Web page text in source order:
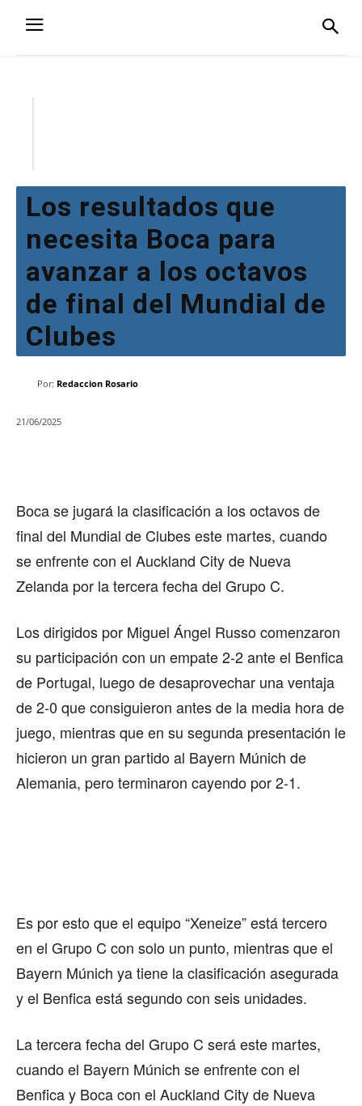
Los resultados que
necesita Boca para
avanzar a los octavos
de final del Mundial de
Clubes
Por: Redaccion Rosario
21/06/2025
Boca se jugará la clasificación a los octavos de
final del Mundial de Clubes este martes, cuando
se enfrente con el Auckland City de Nueva
Zelanda por la tercera fecha del Grupo C.
Los dirigidos por Miguel Ángel Russo comenzaron
su participación con un empate 2-2 ante el Benfica
de Portugal, luego de desaprovechar una ventaja
de 2-0 que consiguieron antes de la media hora de
juego, mientras que en su segunda presentación le
hicieron un gran partido al Bayern Múnich de
Alemania, pero terminaron cayendo por 2-1.
Es por esto que el equipo “Xeneize” está tercero
en el Grupo C con solo un punto, mientras que el
Bayern Múnich ya tiene la clasificación asegurada
y el Benfica está segundo con seis unidades.
La tercera fecha del Grupo C será este martes,
cuando el Bayern Múnich se enfrente con el
Benfica y Boca con el Auckland City de Nueva